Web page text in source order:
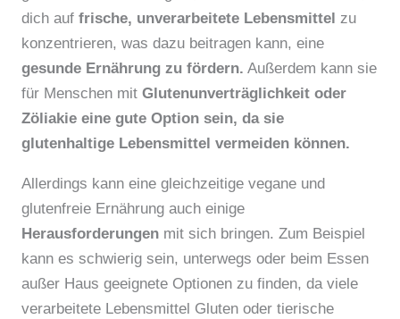
dich auf frische, unverarbeitete Lebensmittel zu
konzentrieren, was dazu beitragen kann, eine
gesunde Ernährung zu fördern. Außerdem kann sie
für Menschen mit Glutenunverträglichkeit oder
Zöliakie eine gute Option sein, da sie
glutenhaltige Lebensmittel vermeiden können.
Allerdings kann eine gleichzeitige vegane und
glutenfreie Ernährung auch einige
Herausforderungen mit sich bringen. Zum Beispiel
kann es schwierig sein, unterwegs oder beim Essen
außer Haus geeignete Optionen zu finden, da viele
verarbeitete Lebensmittel Gluten oder tierische